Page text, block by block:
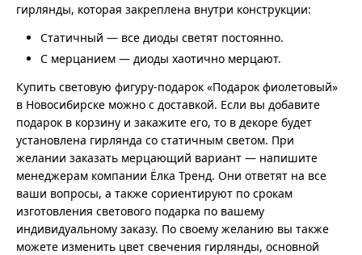
гирлянды, которая закреплена внутри конструкции:
Статичный — все диоды светят постоянно.
С мерцанием — диоды хаотично мерцают.
Купить световую фигуру-подарок «Подарок фиолетовый»
в Новосибирске можно с доставкой. Если вы добавите
подарок в корзину и закажите его, то в декоре будет
установлена гирлянда со статичным светом. При
желании заказать мерцающий вариант — напишите
менеджерам компании Ёлка Тренд. Они ответят на все
ваши вопросы, а также сориентируют по срокам
изготовления светового подарка по вашему
индивидуальному заказу. По своему желанию вы также
можете изменить цвет свечения гирлянды, основной